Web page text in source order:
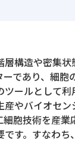
構造や密集状
であり、細胞
ールとして利
産やバイオセ
胞技術を産業
す。すなわち